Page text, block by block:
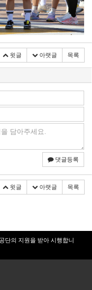
윗글 아랫글 목록
댓글등록
윗글 아랫글 목록
단의 지원을 받아 시행합니